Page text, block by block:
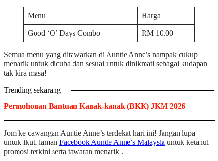
Menu
Harga
Good ‘O’ Days Combo
RM 10.00
Semua menu yang ditawarkan di Auntie Anne’s nampak cukup
menarik untuk dicuba dan sesuai untuk dinikmati sebagai kudapan
tak kira masa!
Trending sekarang
Permohonan Bantuan Kanak-kanak (BKK) JKM 2026
Jom ke cawangan Auntie Anne’s terdekat hari ini! Jangan lupa
untuk ikuti laman Facebook Auntie Anne’s Malaysia untuk ketahui
promosi terkini serta tawaran menarik .